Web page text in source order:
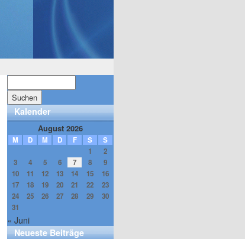
Kalender
August 2026
M D M D F S
S
1
2
3
4 5 6 7 8
9
10
11 12 13 14 15
16
17
18 19 20 21 22
23
24
25 26 27 28 29
30
31
« Juni
Neueste Beiträge